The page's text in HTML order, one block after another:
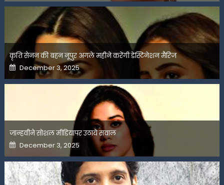
कृति सेनन की बहन नूपुर अगले महीने करेंगी डेस्टिनेशन मैरिज
Posted
on
December 3, 2025
जान्हवीने सोशल मीडियापर उठाये सवाल
Posted
on
December 3, 2025